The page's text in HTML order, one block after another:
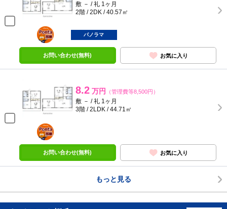
敷 － / 礼 1ヶ月
2階 / 2DK / 40.57㎡
ポンタ
部屋
パノラマ
お問い合わせ(無料) お気に入り
8.2 万円 （管理費等8,500円）
敷 － / 礼 1ヶ月
3階 / 2LDK / 44.71㎡
ポンタ
部屋
お問い合わせ(無料) お気に入り
もっと見る